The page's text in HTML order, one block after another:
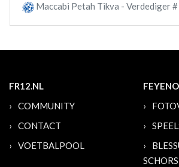
Maccabi Petah Tikva - Verdediger #
FR12.NL
COMMUNITY
CONTACT
VOETBALPOOL